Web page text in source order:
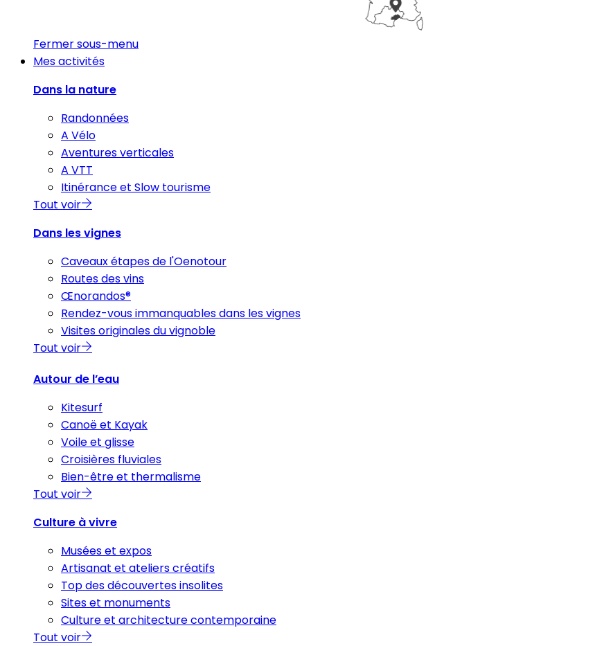
Fermer sous-menu
Mes activités
Dans la nature
Randonnées
A Vélo
Aventures verticales
A VTT
Itinérance et Slow tourisme
Tout voir
Dans les vignes
Caveaux étapes de l'Oenotour
Routes des vins
Œnorandos®
Rendez-vous immanquables dans les vignes
Visites originales du vignoble
Tout voir
Autour de l’eau
Kitesurf
Canoë et Kayak
Voile et glisse
Croisières fluviales
Bien-être et thermalisme
Tout voir
Culture à vivre
Musées et expos
Artisanat et ateliers créatifs
Top des découvertes insolites
Sites et monuments
Culture et architecture contemporaine
Tout voir